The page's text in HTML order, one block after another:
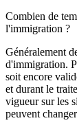
Combien de
l'immigration ?
Généralement
d'immigration.
soit encore
et durant le
vigueur sur les
peuvent